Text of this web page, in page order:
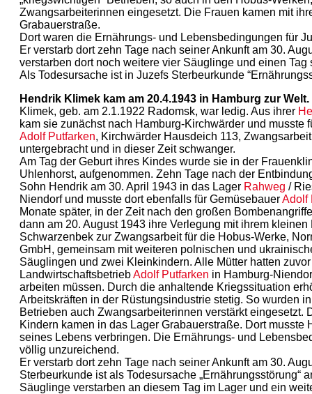
Zwangsarbeiterinnen eingesetzt. Die Frauen kamen mit
Grabauerstraße.
Dort waren die Ernährungs- und Lebensbedingungen für
Er verstarb dort zehn Tage nach seiner Ankunft am 30.
verstarben dort noch weitere vier Säuglinge und einen Tag
Als Todesursache ist in Juzefs Sterbeurkunde
Hendrik Klimek kam am 20.4.1943 in Hamburg zur Welt.
Klimek, geb. am 2.1.1922 Radomsk, war ledig. Aus ihrer
kam sie zunächst nach Hamburg-Kirchwärder und musste
Adolf Putfarken, Kirchwärder Hausdeich 113,
untergebracht und in dieser Zeit schwanger.
Am Tag der Geburt ihres Kindes wurde sie in der
Uhlenhorst, aufgenommen. Zehn Tage nach der
Sohn Hendrik am 30. April 1943 in das Lager Rahweg /
Niendorf und musste dort ebenfalls für GemüsebauerAdolf
Monate später, in der Zeit nach den großen
dann am 20. August 1943 ihre Verlegung mit ihrem kleinen
Schwarzenbek zur Zwangsarbeit für die Hobus-Werke,
GmbH, gemeinsam mit weiteren polnischen und
Säuglingen und zwei Kleinkindern. Alle Mütter hatten
LandwirtschaftsbetriebAdolf Putfarken in Hamburg-
arbeiten müssen. Durch die anhaltende Kriegssituation
Arbeitskräften in der Rüstungsindustrie stetig. So wurden
Betrieben auch Zwangsarbeiterinnen verstärkt eingesetzt.
Kindern kamen in das Lager Grabauerstraße. Dort musste
seines Lebens verbringen. Die Ernährungs- und
völlig unzureichend.
Er verstarb dort zehn Tage nach seiner Ankunft am 30.
Sterbeurkunde ist als Todesursache „Ernährungsstörung“
Säuglinge verstarben an diesem Tag im Lager und ein